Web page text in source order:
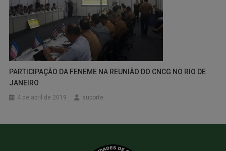
PARTICIPAÇÃO DA FENEME NA REUNIÃO DO CNCG NO RIO DE
JANEIRO
4 de abril de 2019 suporte